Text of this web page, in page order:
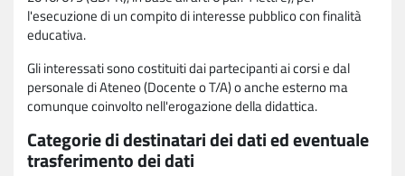
l'esecuzione di un compito di interesse pubblico con finalità
educativa.
Gli interessati sono costituiti dai partecipanti ai corsi e dal
personale di Ateneo (Docente o T/A) o anche esterno ma
comunque coinvolto nell'erogazione della didattica.
Categorie di destinatari dei dati ed eventuale
trasferimento dei dati